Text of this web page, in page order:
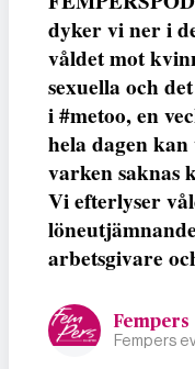
dyker vi ner i
våldet mot
sexuella och
i #metoo, en
hela dagen
varken saknas
Vi efterlyser
arbetsgivare
Fempers
Fempers